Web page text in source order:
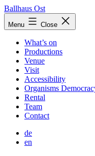
Skip
to
content
Ballhaus Ost
Ballhaus
Ost
Menu Close
What’s on
Productions
Venue
Visit
Accessibility
Organisms
Rental
Team
Contact
de
en